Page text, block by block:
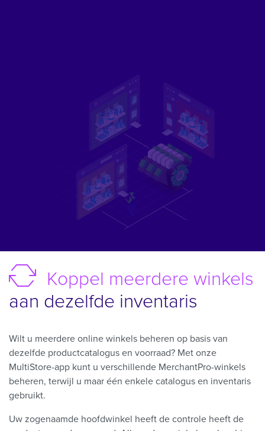
Koppel meerdere winkels
aan dezelfde inventaris
Wilt u meerdere online winkels beheren op basis van
dezelfde productcatalogus en voorraad? Met onze
MultiStore-app kunt u verschillende MerchantPro-winkels
beheren, terwijl u maar één enkele catalogus en inventaris
gebruikt.
Uw zogenaamde hoofdwinkel heeft de controle heeft de